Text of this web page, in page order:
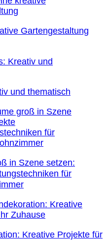
Gartengestaltung
und thematisch
in Szene setzen:
für
Kreative Projekte für